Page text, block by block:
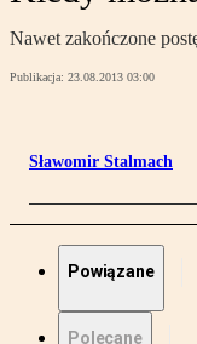
Nawet zakończone
Publikacja: 23.08.2013 03:00
Sławomir Stalmach
Powiązane
Polecane